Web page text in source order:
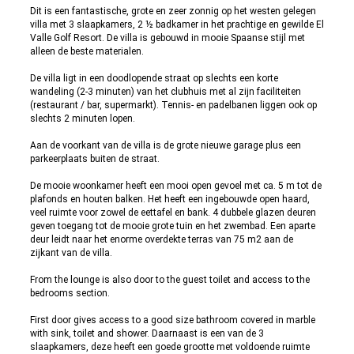
Dit is een fantastische, grote en zeer zonnig op het westen gelegen
villa met 3 slaapkamers, 2 ½ badkamer in het prachtige en gewilde El
Valle Golf Resort. De villa is gebouwd in mooie Spaanse stijl met
alleen de beste materialen.
De villa ligt in een doodlopende straat op slechts een korte
wandeling (2-3 minuten) van het clubhuis met al zijn faciliteiten
(restaurant / bar, supermarkt). Tennis- en padelbanen liggen ook op
slechts 2 minuten lopen.
Aan de voorkant van de villa is de grote nieuwe garage plus een
parkeerplaats buiten de straat.
De mooie woonkamer heeft een mooi open gevoel met ca. 5 m tot de
plafonds en houten balken. Het heeft een ingebouwde open haard,
veel ruimte voor zowel de eettafel en bank. 4 dubbele glazen deuren
geven toegang tot de mooie grote tuin en het zwembad. Een aparte
deur leidt naar het enorme overdekte terras van 75 m2 aan de
zijkant van de villa.
From the lounge is also door to the guest toilet and access to the
bedrooms section.
First door gives access to a good size bathroom covered in marble
with sink, toilet and shower. Daarnaast is een van de 3
slaapkamers, deze heeft een goede grootte met voldoende ruimte